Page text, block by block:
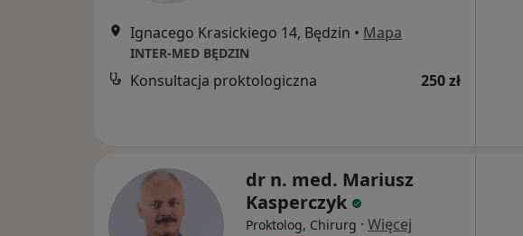
Ignacego Krasickiego 14, Będzin • Mapa
INTER-MED BĘDZIN
Konsultacja proktologiczna 250 zł
dr n. med. Mariusz
Kasperczyk
Proktolog, Chirurg · Więcej